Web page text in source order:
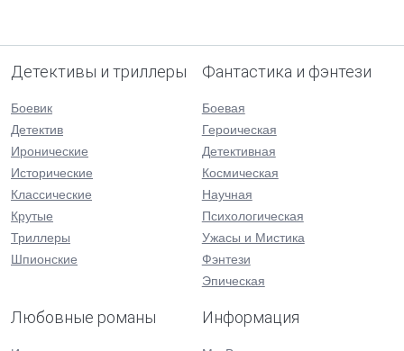
Детективы и триллеры
Боевик
Детектив
Иронические
Исторические
Классические
Крутые
Триллеры
Шпионские
Фантастика и фэнтези
Боевая
Героическая
Детективная
Космическая
Научная
Психологическая
Ужасы и Мистика
Фэнтези
Эпическая
Любовные романы Информация